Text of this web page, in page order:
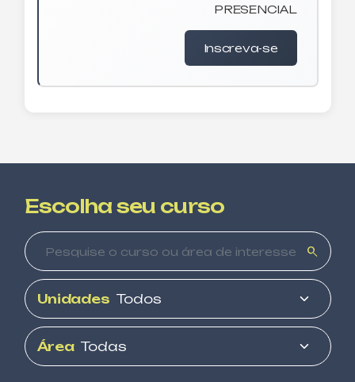
PRESENCIAL
Inscreva-se
Escolha seu curso
search
Unidades
Área